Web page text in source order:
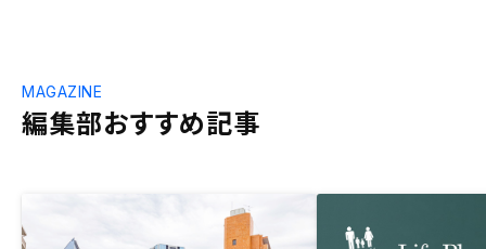
編集部おすすめ記事
MAGAZINE